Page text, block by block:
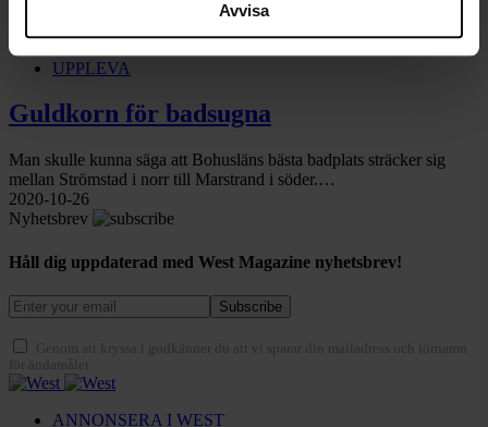
Avvisa
2 minute read
UPPLEVA
Guldkorn för badsugna
Man skulle kunna säga att Bohusläns bästa badplats sträcker sig
mellan Strömstad i norr till Marstrand i söder.…
2020-10-26
Nyhetsbrev
Håll dig uppdaterad med West Magazine nyhetsbrev!
Subscribe
Genom att kryssa i godkänner du att vi sparar din mailadress och förnamn
för ändamålet.
ANNONSERA I WEST